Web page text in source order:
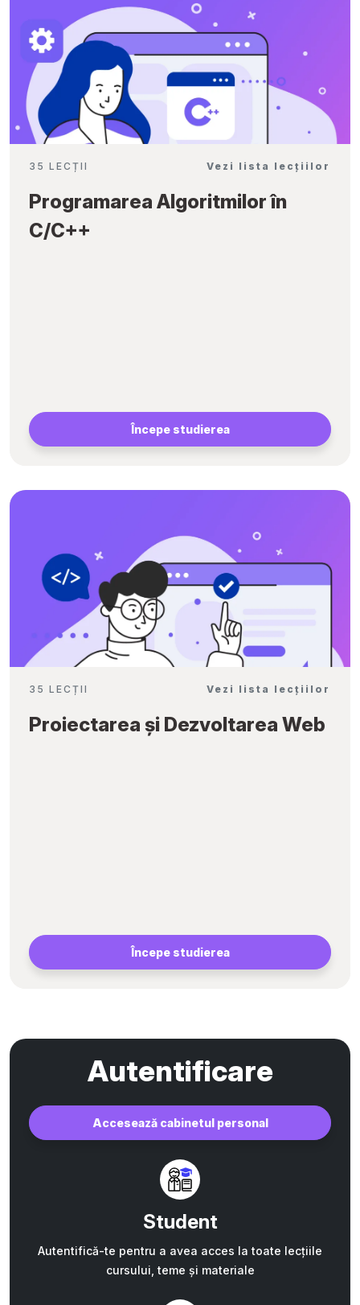
35 LECȚII Vezi lista lecțiilor
Programarea Algoritmilor în
C/C++
Începe studierea
35 LECȚII Vezi lista lecțiilor
Proiectarea și Dezvoltarea Web
Începe studierea
Autentificare
Accesează cabinetul personal
Student
Autentifică-te pentru a avea acces la toate lecțiile
cursului, teme și materiale